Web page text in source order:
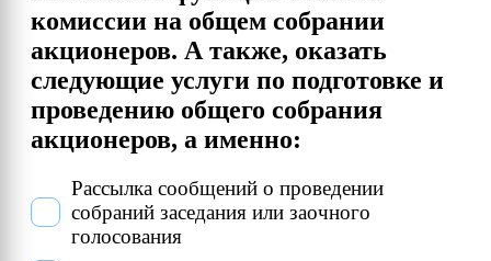
комиссии на общем собрании
акционеров. А также, оказать
следующие услуги по подготовке и
проведению общего собрания
акционеров, а именно:
Рассылка сообщений о проведении
собраний заседания или заочного
голосования